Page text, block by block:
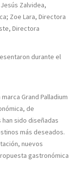
Zalvidea,
Zoe Lara, Directora
Directora
durante el
Grand Palladium
de
sido diseñadas
más deseados.
nuevos
gastronómica